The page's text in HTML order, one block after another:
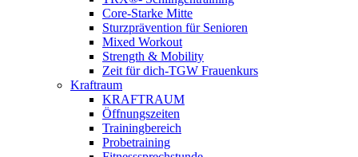
Core-Starke Mitte
Sturzprävention für Senioren
Mixed Workout
Strength & Mobility
Zeit für dich-TGW Frauenkurs
Kraftraum
KRAFTRAUM
Öffnungszeiten
Trainingbereich
Probetraining